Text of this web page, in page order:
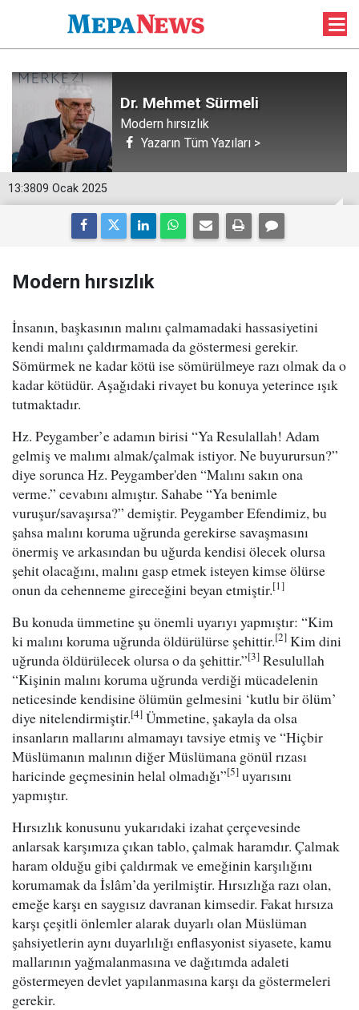
Dr. Mehmet Sürmeli
Modern hırsızlık
Yazarın Tüm Yazıları >
13:3809 Ocak 2025
Modern hırsızlık
İnsanın, başkasının malını çalmamadaki hassasiyetini
kendi malını çaldırmamada da göstermesi gerekir.
Sömürmek ne kadar kötü ise sömürülmeye razı olmak da o
kadar kötüdür. Aşağıdaki rivayet bu konuya yeterince ışık
tutmaktadır.
Hz. Peygamber’e adamın birisi “Ya Resulallah! Adam
gelmiş ve malımı almak/çalmak istiyor. Ne buyurursun?”
diye sorunca Hz. Peygamber'den “Malını sakın ona
verme.” cevabını almıştır. Sahabe “Ya benimle
vuruşur/savaşırsa?” demiştir. Peygamber Efendimiz, bu
şahsa malını koruma uğrunda gerekirse savaşmasını
önermiş ve arkasından bu uğurda kendisi ölecek olursa
şehit olacağını, malını gasp etmek isteyen kimse ölürse
onun da cehenneme gireceğini beyan etmiştir.[1]
Bu konuda ümmetine şu önemli uyarıyı yapmıştır: “Kim
ki malını koruma uğrunda öldürülürse şehittir.[2] Kim dini
uğrunda öldürülecek olursa o da şehittir.”[3] Resulullah
“Kişinin malını koruma uğrunda verdiği mücadelenin
neticesinde kendisine ölümün gelmesini ‘kutlu bir ölüm’
diye nitelendirmiştir.[4] Ümmetine, şakayla da olsa
insanların mallarını almamayı tavsiye etmiş ve “Hiçbir
Müslümanın malının diğer Müslümana gönül rızası
haricinde geçmesinin helal olmadığı”[5] uyarısını
yapmıştır.
Hırsızlık konusunu yukarıdaki izahat çerçevesinde
anlarsak karşımıza çıkan tablo, çalmak haramdır. Çalmak
haram olduğu gibi çaldırmak ve emeğinin karşılığını
korumamak da İslâm’da yerilmiştir. Hırsızlığa razı olan,
emeğe karşı en saygısız davranan kimsedir. Fakat hırsıza
karşı çeşitli önlemler alarak duyarlı olan Müslüman
şahsiyetlerin aynı duyarlılığı enflasyonist siyasete, kamu
mallarının yağmalanmasına ve dağıtımda adaleti
göstermeyen devlet yapılanmasına karşı da göstermeleri
gerekir.